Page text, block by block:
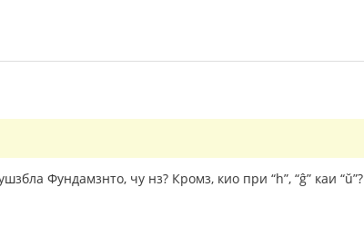
Фундамзнто, чу нз? Кромз, кио при “h”, “ĝ” каи “ŭ”?